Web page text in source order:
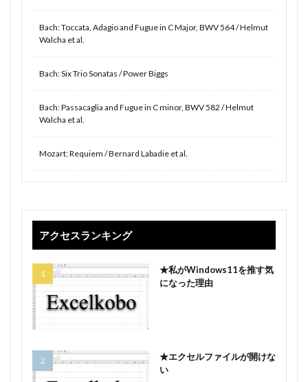
Bach: Toccata, Adagio and Fugue in C Major, BWV 564 / Helmut
Walcha et al.
Bach: Six Trio Sonatas / Power Biggs
Bach: Passacaglia and Fugue in C minor, BWV 582 / Helmut
Walcha et al.
Mozart: Requiem / Bernard Labadie et al.
アクセスランキング
★私がWindows11を推す気
になった理由
★エクセルファイルが開けな
い